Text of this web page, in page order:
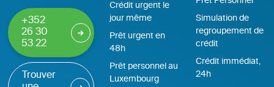
+352
26 30
53 22
Trouver
Crédit urgent le
jour même
Prêt urgent en
48h
Prêt personnel au
Luxembourg
Simulation de
regroupement de
crédit
Crédit immédiat,
24h